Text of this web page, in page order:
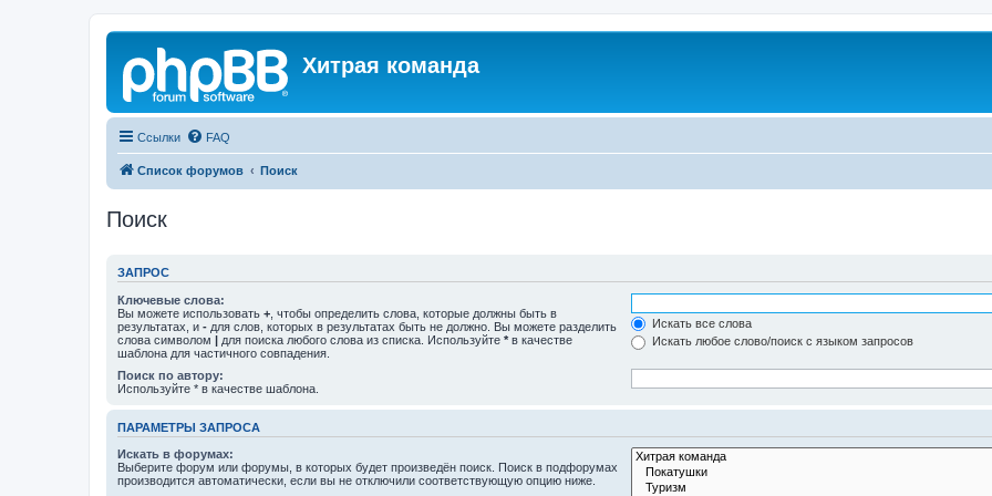
Хитрая команда
Ссылки FAQ
Список форумов Поиск
Поиск
ЗАПРОС
Ключевые слова:
Вы можете использовать + , чтобы определить слова, которые должны быть в
результатах, и - для слов, которых в результатах быть не должно. Вы можете разделить
слова символом | для поиска любого слова из списка. Используйте * в качестве
шаблона для частичного совпадения.
Искать все слова
Искать любое слово/поиск с языком запросов
Поиск по автору:
Используйте * в качестве шаблона.
ПАРАМЕТРЫ ЗАПРОСА
Искать в форумах:
Выберите форум или форумы, в которых будет произведён поиск. Поиск в подфорумах
производится автоматически, если вы не отключили соответствующую опцию ниже.